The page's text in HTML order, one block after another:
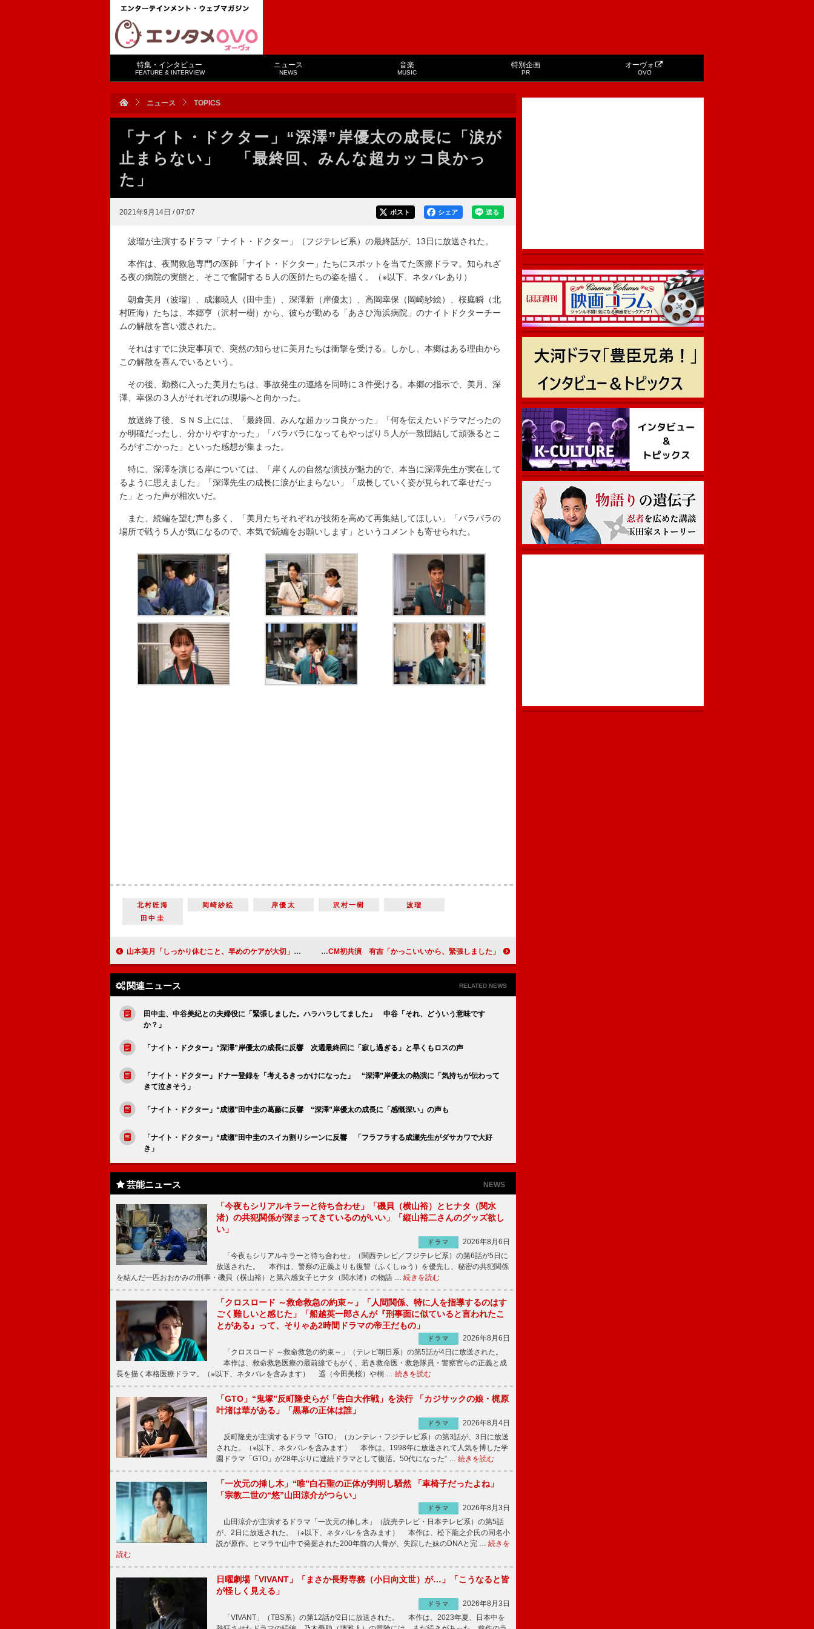
特集・インタビュー
FEATURE & INTERVIEW
ニュース
NEWS
音楽
MUSIC
特別企画
PR
オーヴォ
OVO
ニュース TOPICS
「ナイト・ドクター」“深澤”岸優太の成長に「涙が
止まらない」 「最終回、みんな超カッコ良かっ
た」
2021年9月14日 / 07:07 送る
シェア
ポスト
波瑠が主演するドラマ「ナイト・ドクター」（フジテレビ系）の最終話が、13日に放送された。
本作は、夜間救急専門の医師「ナイト・ドクター」たちにスポットを当てた医療ドラマ。知られざ
る夜の病院の実態と、そこで奮闘する５人の医師たちの姿を描く。（※以下、ネタバレあり）
朝倉美月（波瑠）、成瀬暁人（田中圭）、深澤新（岸優太）、高岡幸保（岡崎紗絵）、桜庭瞬（北
村匠海）たちは、本郷亨（沢村一樹）から、彼らが勤める「あさひ海浜病院」のナイトドクターチー
ムの解散を言い渡された。
それはすでに決定事項で、突然の知らせに美月たちは衝撃を受ける。しかし、本郷はある理由から
この解散を喜んでいるという。
その後、勤務に入った美月たちは、事故発生の連絡を同時に３件受ける。本郷の指示で、美月、深
澤、幸保の３人がそれぞれの現場へと向かった。
放送終了後、ＳＮＳ上には、「最終回、みんな超カッコ良かった」「何を伝えたいドラマだったの
か明確だったし、分かりやすかった」「バラバラになってもやっぱり５人が一致団結して頑張るとこ
ろがすごかった」といった感想が集まった。
特に、深澤を演じる岸については、「岸くんの自然な演技が魅力的で、本当に深澤先生が実在して
るように思えました」「深澤先生の成長に涙が止まらない」「成長していく姿が見られて幸せだっ
た」とった声が相次いだ。
また、続編を望む声も多く、「美月たちそれぞれが技術を高めて再集結してほしい」「バラバラの
場所で戦う５人が気になるので、本気で続編をお願いします」というコメントも寄せられた。
北村匠海 岡崎紗絵 岸優太 沢村一樹
波瑠
田中圭
山本美月「しっかり休むこと、早めのケアが大切」 セルフメディケーションの重要性を訴える 生田斗真、有吉弘行とCM初共演 有吉「かっこいいから、緊張しました」
関連ニュース RELATED NEWS
田中圭、中谷美紀との夫婦役に「緊張しました。ハラハラしてました」 中谷「それ、どういう意味です
か？」
「ナイト・ドクター」“深澤”岸優太の成長に反響 次週最終回に「寂し過ぎる」と早くもロスの声
「ナイト・ドクター」ドナー登録を「考えるきっかけになった」 “深澤”岸優太の熱演に「気持ちが伝わって
きて泣きそう」
「ナイト・ドクター」“成瀬”田中圭の葛藤に反響 “深澤”岸優太の成長に「感慨深い」の声も
「ナイト・ドクター」“成瀬”田中圭のスイカ割りシーンに反響 「フラフラする成瀬先生がダサカワで大好
き」
芸能ニュース NEWS
「今夜もシリアルキラーと待ち合わせ」「磯貝（横山裕）とヒナタ（関水
渚）の共犯関係が深まってきているのがいい」「縦山裕二さんのグッズ欲し
い」
ドラマ
2026年8月6日
「今夜もシリアルキラーと待ち合わせ」（関西テレビ／フジテレビ系）の第6話が5日に
放送された。 本作は、警察の正義よりも復讐（ふくしゅう）を優先し、秘密の共犯関係
を結んだ一匹おおかみの刑事・磯貝（横山裕）と第六感女子ヒナタ（関水渚）の物語 … 続きを読む
「クロスロード ～救命救急の約束～」「人間関係、特に人を指導するのはす
ごく難しいと感じた」「船越英一郎さんが『刑事面に似ていると言われたこ
とがある』って、そりゃあ2時間ドラマの帝王だもの」
ドラマ
2026年8月6日
「クロスロード ～救命救急の約束～」（テレビ朝日系）の第5話が4日に放送された。
本作は、救命救急医療の最前線でもがく、若き救命医・救急隊員・警察官らの正義と成
長を描く本格医療ドラマ。（※以下、ネタバレを含みます） 遥（今田美桜）や桐 … 続きを読む
「GTO」“鬼塚”反町隆史らが「告白大作戦」を決行 「カジサックの娘・梶原
叶渚は華がある」「黒幕の正体は誰」
ドラマ
2026年8月4日
反町隆史が主演するドラマ「GTO」（カンテレ・フジテレビ系）の第3話が、3日に放送
された。（※以下、ネタバレを含みます） 本作は、1998年に放送されて人気を博した学
園ドラマ「GTO」が28年ぶりに連続ドラマとして復活。50代になった“ … 続きを読む
「一次元の挿し木」“唯”白石聖の正体が判明し騒然 「車椅子だったよね」
「宗教二世の“悠”山田涼介がつらい」
ドラマ
2026年8月3日
山田涼介が主演するドラマ「一次元の挿し木」（読売テレビ・日本テレビ系）の第5話
が、2日に放送された。（※以下、ネタバレを含みます） 本作は、松下龍之介氏の同名小
説が原作。ヒマラヤ山中で発掘された200年前の人骨が、失踪した妹のDNAと完 … 続きを
読む
日曜劇場「VIVANT」「まさか長野専務（小日向文世）が…」「こうなると皆
が怪しく見える」
ドラマ
2026年8月3日
「VIVANT」（TBS系）の第12話が2日に放送された。 本作は、2023年夏、日本中を